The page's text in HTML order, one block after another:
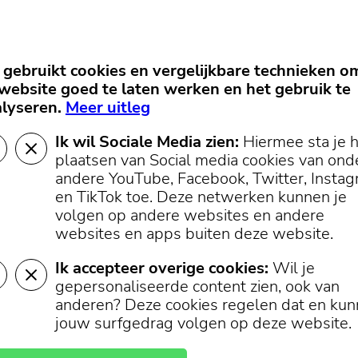
/ Streekomroep West-Friesland - Foto: Streekomroep_West-Friesland
blij met de positieve opmerkingen en tracht de vragen en zorgen
Het is niet de bedoeling een sportbedrijf op te richten
Er is serieus nagedacht over de te nemen stappen. Deze
meer aanwijzingen te kunnen meenemen om de organisatie en
gebruikt cookies en vergelijkbare technieken
goed te laten werken en het gebruik te
Meer uitleg
Ik wil Sociale Media zien: Hiermee sta je
plaatsen van Social media cookies van
andere YouTube, Facebook, Twitter,
en TikTok toe. Deze netwerken kunnen je
volgen op andere websites en andere
websites en apps buiten deze website.
Ik accepteer overige cookies: Wil je
gepersonaliseerde content zien, ook van
anderen? Deze cookies regelen dat en
jouw surfgedrag volgen op deze website.